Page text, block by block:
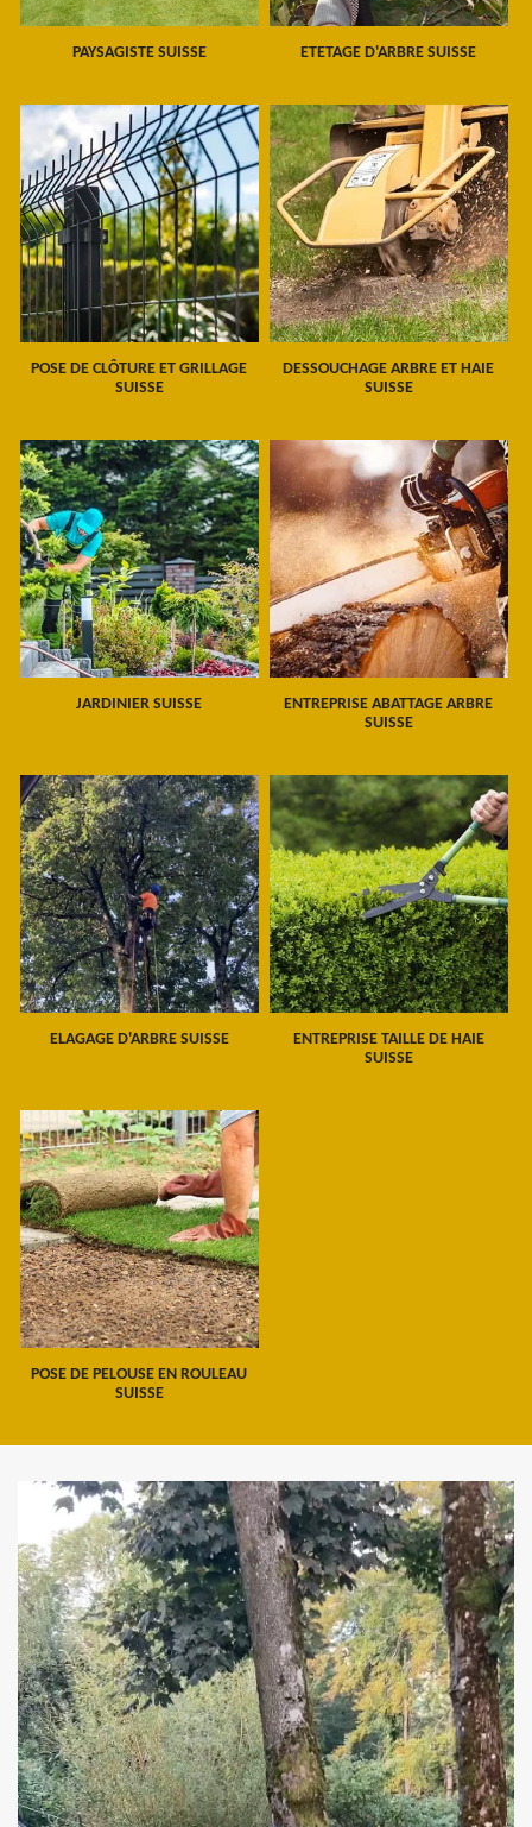
PAYSAGISTE SUISSE ETETAGE D'ARBRE SUISSE
POSE DE CLÔTURE ET GRILLAGE
SUISSE
DESSOUCHAGE ARBRE ET HAIE
SUISSE
JARDINIER SUISSE
ENTREPRISE ABATTAGE ARBRE
SUISSE
ELAGAGE D'ARBRE SUISSE
ENTREPRISE TAILLE DE HAIE
SUISSE
POSE DE PELOUSE EN ROULEAU
SUISSE